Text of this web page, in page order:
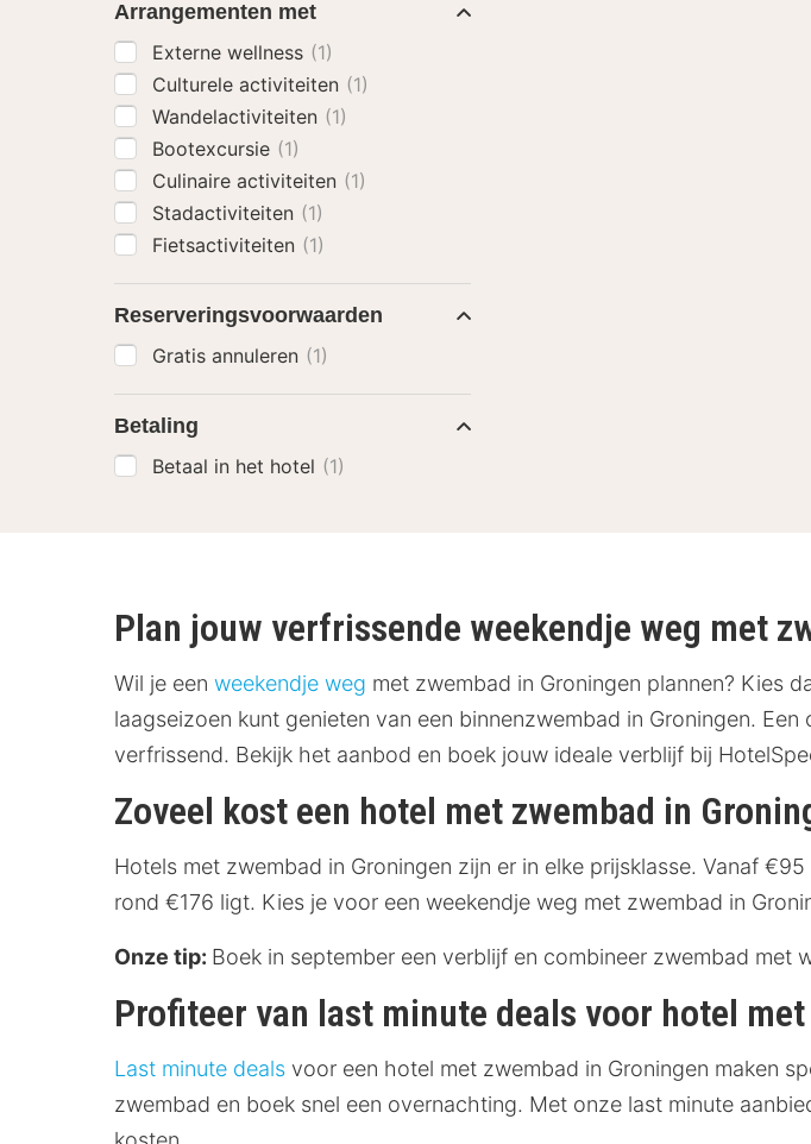
Arrangementen met
Externe wellness (1)
Culturele activiteiten (1)
Wandelactiviteiten (1)
Bootexcursie (1)
Culinaire activiteiten (1)
Stadactiviteiten (1)
Fietsactiviteiten (1)
Reserveringsvoorwaarden
Gratis annuleren (1)
Betaling
Betaal in het hotel (1)
Plan jouw verfrissende weekendje weg met
Wil je een weekendje weg met zwembad in Groningen plannen? Kies
laagseizoen kunt genieten van een binnenzwembad in Groningen.
verfrissend. Bekijk het aanbod en boek jouw ideale verblijf bij
Zoveel kost een hotel met zwembad in
Hotels met zwembad in Groningen zijn er in elke prijsklasse. Vanaf
rond €176 ligt. Kies je voor een weekendje weg met zwembad in
Onze tip: Boek in september een verblijf en combineer zwembad met
Profiteer van last minute deals voor hotel
Last minute deals voor een hotel met zwembad in Groningen maken
zwembad en boek snel een overnachting. Met onze last minute